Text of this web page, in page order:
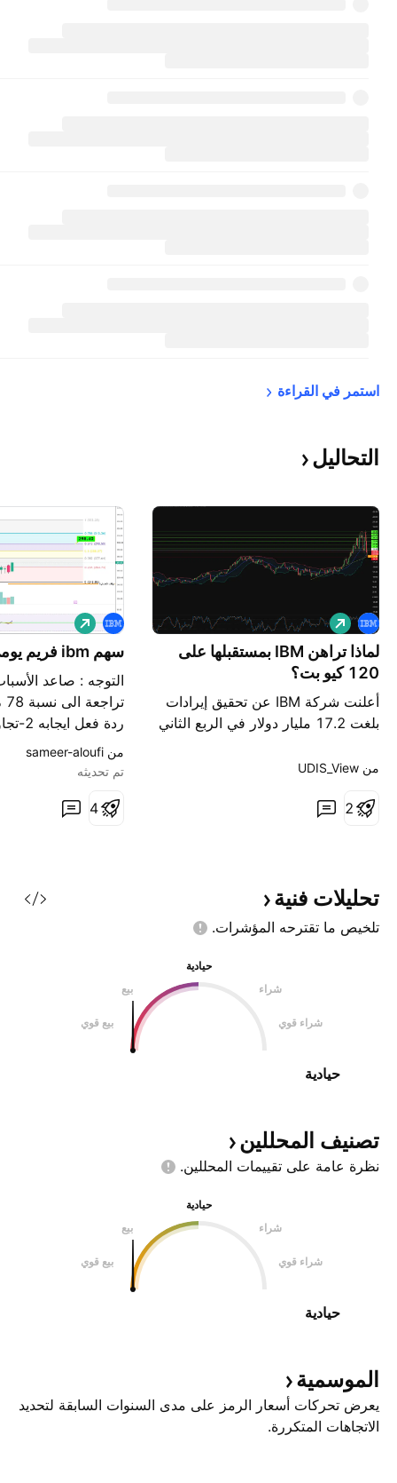
استمر في القراءة
التحاليل
لماذا تراهن IBM بمستقبلها على
120 كيو بت؟
أعلنت شركة IBM عن تحقيق إيرادات
بلغت 17.2 مليار دولار في الربع الثاني
فقط مقارنة بالعام السابق. غير أن هذا
العميق الذي تشهده الشركة. توجّه
ش
ر
ا
ء
من ‎UDIS_View‎
2
سهم ibm فريم يومي
القطاعات ويبدو انها
ش
ر
ء
من ‎sameer-aloufi‎
تم تحديثه
4
تحليلات فنية
تلخيص ما تقترحه المؤشرات.
حيادية
بيع
شراء
بيع قوي شراء قوي
حيادية
تصنيف المحللين
نظرة عامة على تقييمات المحللين.
حيادية
بيع
شراء
بيع قوي شراء قوي
حيادية
الموسمية
يعرض تحركات أسعار الرمز على مدى السنوات السابقة لتحديد
الاتجاهات المتكررة.